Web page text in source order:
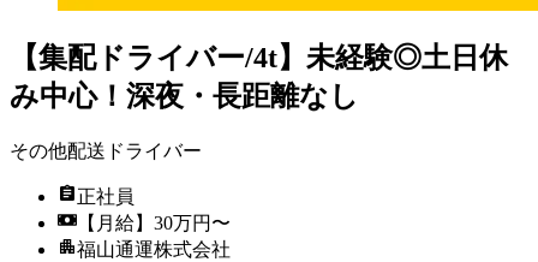
【集配ドライバー/4t】未経験◎土日休
み中心！深夜・長距離なし
その他配送ドライバー
正社員
【月給】30万円〜
福山通運株式会社